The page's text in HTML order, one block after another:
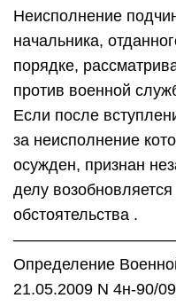
Неисполнение
начальника,
порядке,
против военной
Если после
за неисполнение
осужден, признан
делу
обстоятельства .
Определение
21.05.2009 N 4н-90/